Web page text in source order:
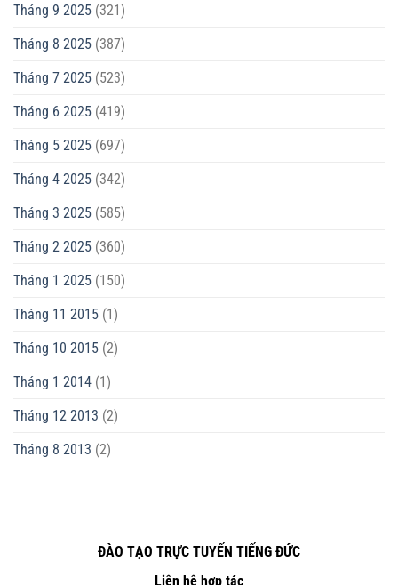
Tháng 9 2025 (321)
Tháng 8 2025 (387)
Tháng 7 2025 (523)
Tháng 6 2025 (419)
Tháng 5 2025 (697)
Tháng 4 2025 (342)
Tháng 3 2025 (585)
Tháng 2 2025 (360)
Tháng 1 2025 (150)
Tháng 11 2015 (1)
Tháng 10 2015 (2)
Tháng 1 2014 (1)
Tháng 12 2013 (2)
Tháng 8 2013 (2)
ĐÀO TẠO TRỰC TUYẾN TIẾNG ĐỨC
Liên hệ hợp tác